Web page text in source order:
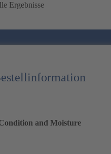
Ergebnisse
and Moisture